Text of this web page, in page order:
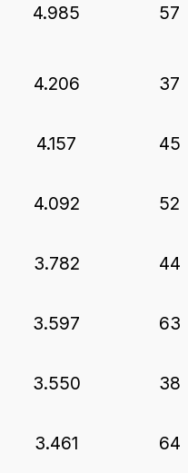
4.985 57
4.206 37
4.157 45
4.092 52
3.782 44
3.597 63
3.550 38
3.461 64